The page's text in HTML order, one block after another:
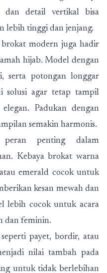
detail vertikal bisa
lebih tinggi dan jenjang.
brokat modern juga hadir
hijab. Model dengan
serta potongan longgar
solusi agar tetap tampil
Padukan dengan
semakin harmonis.
peran penting dalam
Kebaya brokat warna
emerald cocok untuk
kesan mewah dan
lebih cocok untuk acara
dan feminin.
payet, bordir, atau
nilai tambah pada
untuk tidak berlebihan